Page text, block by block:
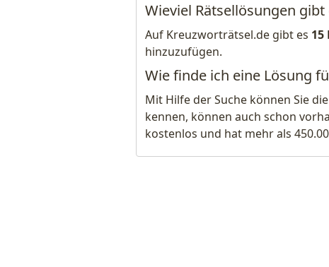
Wieviel Rätsellösungen
Auf Kreuzworträtsel.de gibt es 15
hinzuzufügen.
Wie finde ich eine Lösung
Mit Hilfe der Suche können Sie
kennen, können auch schon
kostenlos und hat mehr als